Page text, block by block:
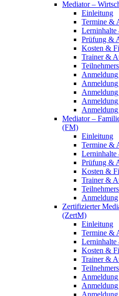
Mediator –
Einleitung
Termine &
Prüfung &
Kosten &
Trainer &
Anmeldung
Mediator –
(FM)
Einleitung
Termine &
Prüfung &
Kosten &
Trainer &
Anmeldung
Zertifizierter
(ZertM)
Einleitung
Termine &
Kosten &
Trainer &